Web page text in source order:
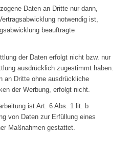
Daten an Dritte nur dann,
notwendig ist,
beauftragte
der Daten erfolgt nicht bzw. nur
ausdrücklich zugestimmt haben.
an Dritte ohne ausdrückliche
der Werbung, erfolgt nicht.
ist Art. 6 Abs. 1 lit. b
von Daten zur Erfüllung eines
Maßnahmen gestattet.